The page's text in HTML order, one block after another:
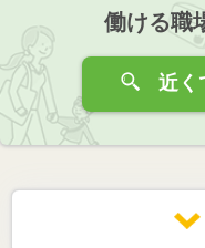
働ける職
近く